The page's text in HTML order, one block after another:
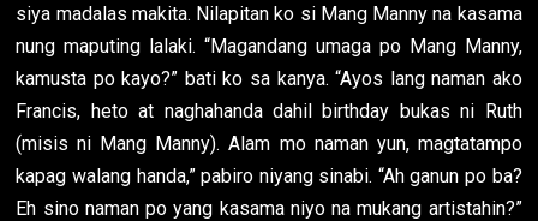
siya madalas makita. Nilapitan ko si Mang Manny na kasama
nung maputing lalaki. “Magandang umaga po Mang Manny,
kamusta po kayo?” bati ko sa kanya. “Ayos lang naman ako
Francis, heto at naghahanda dahil birthday bukas ni Ruth
(misis ni Mang Manny). Alam mo naman yun, magtatampo
kapag walang handa,” pabiro niyang sinabi. “Ah ganun po ba?
Eh sino naman po yang kasama niyo na mukang artistahin?”